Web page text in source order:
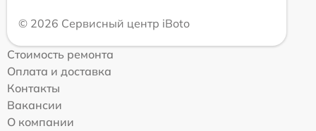
© 2026 Сервисный центр iBoto
Стоимость ремонта
Оплата и доставка
Контакты
Вакансии
О компании